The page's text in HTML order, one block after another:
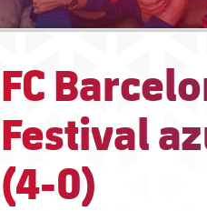
FC
Festival
(4-0)